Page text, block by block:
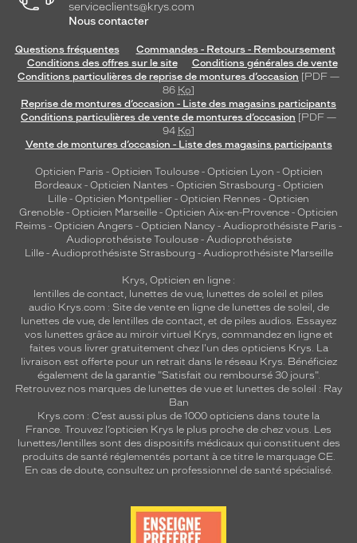
serviceclients@krys.com
Nous contacter
Questions fréquentes
Commandes - Retours - Remboursement
Conditions des offres sur le site
Conditions générales de vente
Conditions particulières de reprise de montures d’occasion [PDF —
86 Ko]
Reprise de montures d’occasion - Liste des magasins participants
Conditions particulières de vente de montures d’occasion [PDF —
94 Ko]
Vente de montures d’occasion - Liste des magasins participants
Opticien Paris - Opticien Toulouse- Opticien Lyon - Opticien
Bordeaux- Opticien Nantes - Opticien Strasbourg - Opticien
Lille - Opticien Montpellier - Opticien Rennes - Opticien
Grenoble - Opticien Marseille - Opticien Aix-en-Provence - Opticien
Reims - Opticien Angers - Opticien Nancy - Audioprothésiste Paris -
Audioprothésiste Toulouse- Audioprothésiste
Lille- Audioprothésiste Strasbourg - Audioprothésiste Marseille
Krys, Opticien en ligne :
lentilles de contact, lunettes de vue, lunettes de soleil et piles
audio Krys.com : Site de vente en ligne de lunettes de soleil, de
lunettes de vue, de lentilles de contact, et de piles audios. Essayez
vos lunettes grâce au miroir virtuel Krys, commandez en ligne et
faites vous livrer gratuitement chez l'un des opticiens Krys. La
livraison est offerte pour un retrait dans le réseau Krys. Bénéficiez
également de la garantie "Satisfait ou remboursé 30 jours".
Retrouvez nos marques de lunettes de vue et lunettes de soleil : Ray
Ban
Krys.com : C’est aussi plus de 1000 opticiens dans toute la
France. Trouvez l’opticien Krys le plus proche de chez vous. Les
lunettes/lentilles sont des dispositifs médicaux qui constituent des
produits de santé réglementés portant à ce titre le marquage CE.
En cas de doute, consultez un professionnel de santé spécialisé.